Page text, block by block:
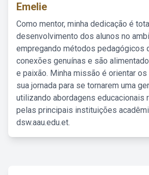
Emelie
Como mentor, minha dedicação é
desenvolvimento dos alunos no
empregando métodos pedagógicos
conexões genuínas e são
e paixão. Minha missão é orientar
sua jornada para se tornarem uma
utilizando abordagens educacionais
pelas principais instituições
dsw.aau.edu.et.